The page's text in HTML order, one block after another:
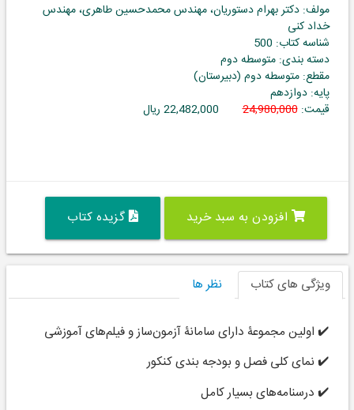
مولف: دکتر بهرام دستوریان، مهندس محمدحسین طاهری، مهندس
خداد کنی
شناسه کتاب: 500
دسته بندی: متوسطه دوم
مقطع: متوسطه دوم (دبیرستان)
پایه: دوازدهم
قیمت:24,980,000 22,482,000 ریال
افزودن به سبد خرید گزیده کتاب
ویژگی های کتاب نظر ها
✔️ اولین مجموعۀ دارای سامانۀ آزمون‌سازو فیلم‌های آموزشی
✔️ نمای کلی فصل و بودجه بندی کنکور
✔️ درسنامه‌های بسیار کامل